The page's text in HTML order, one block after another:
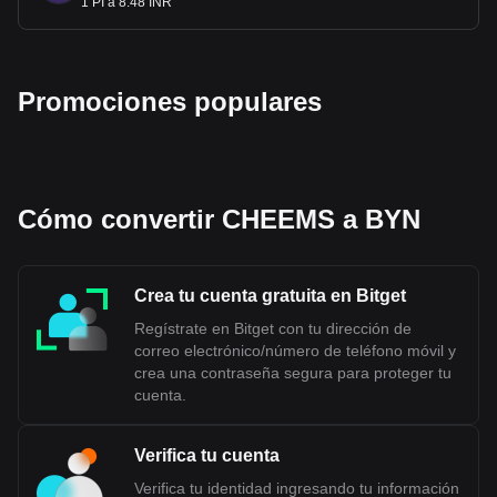
Promociones populares
Cómo convertir CHEEMS a BYN
Crea tu cuenta gratuita en Bitget
Regístrate en Bitget con tu dirección de
correo electrónico/número de teléfono móvil y
crea una contraseña segura para proteger tu
cuenta.
Verifica tu cuenta
Verifica tu identidad ingresando tu información